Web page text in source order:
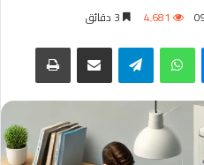
4٬681
واتساب تيلقرام مشاركة عبر البريد